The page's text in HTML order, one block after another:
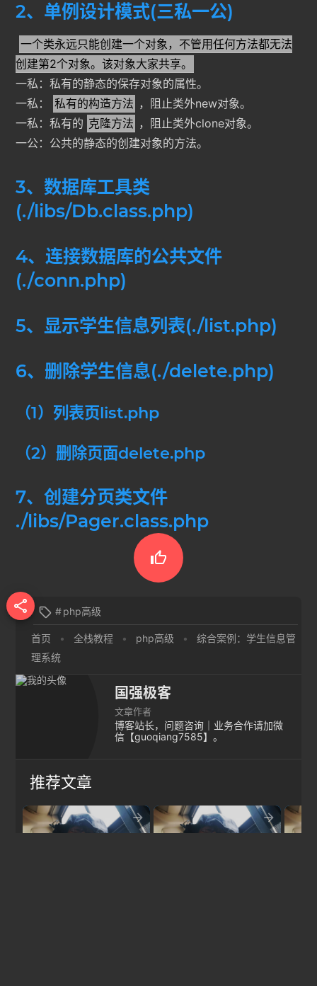
2、单例设计模式(三私一公)
一个类永远只能创建一个对象，不管用任何方法都无法
创建第2个对象。该对象大家共享。
一私：私有的静态的保存对象的属性。
一私：
私有的构造方法 ，阻止类外new对象。
一私：私有的 克隆方法 ，阻止类外clone对象。
一公：公共的静态的创建对象的方法。
3、数据库工具类
(./libs/Db.class.php)
4、连接数据库的公共文件
(./conn.php)
5、显示学生信息列表(./list.php)
6、删除学生信息(./delete.php)
（1）列表页list.php
（2）删除页面delete.php
7、创建分页类文件
./libs/Pager.class.php

  #php高级
首页 • 全栈教程 • php高级 •
综合案例：学生信息管
理系统
国强极客
文章作者
博客站长，问题咨询｜业务合作请加微
信【guoqiang7585】。
推荐文章

